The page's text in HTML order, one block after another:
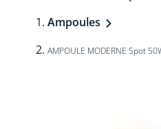
Ampoules
AMPOULE MODERNE Spot